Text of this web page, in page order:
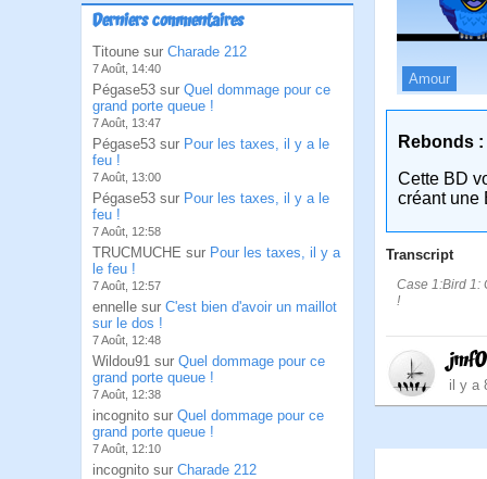
Derniers commentaires
Titoune sur Charade 212
7 Août, 14:40
Pégase53 sur Quel dommage pour ce
grand porte queue !
7 Août, 13:47
Pégase53 sur Pour les taxes, il y a le
feu !
7 Août, 13:00
Pégase53 sur Pour les taxes, il y a le
feu !
7 Août, 12:58
TRUCMUCHE sur Pour les taxes, il y a
le feu !
7 Août, 12:57
ennelle sur C'est bien d'avoir un maillot
sur le dos !
7 Août, 12:48
Wildou91 sur Quel dommage pour ce
grand porte queue !
7 Août, 12:38
incognito sur Quel dommage pour ce
grand porte queue !
7 Août, 12:10
incognito sur Charade 212
Amour
Rebonds :
Cette BD
créant une
Transcript
Case 1:Bird 1:
!
il y a